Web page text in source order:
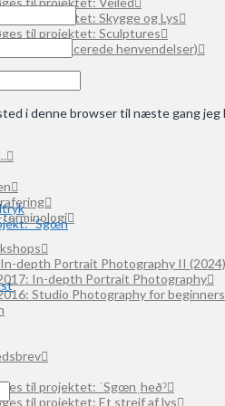
til projektet: Skygge og Lys
til projektet: Sculptures
(uspecificerede henvendelser)
depth Portrait Photography II (2024)
In-depth Portrait Photography
Studio Photography for beginners
til projektet: ˈSgœnˌheðˀ
til projektet: Et strejf af lys
i denne browser til næste gang jeg
ˈSgœn